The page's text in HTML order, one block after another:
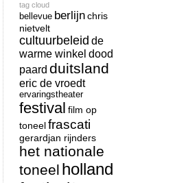
tag cloud
bellevue berlijnchris
nietvelt
cultuurbeleid de
warme winkel dood
paard duitsland
eric de vroedt
ervaringstheater
festival film op
toneelfrascati
gerardjan rijnders
het nationale
toneel holland